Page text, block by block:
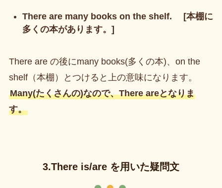
There are many books on the shelf. [本棚に
多くの本があります。]
There are の後にmany books(多くの本)、on the
shelf（本棚）とつけると上の意味になります。
Many(たくさんの)なので、There areとなりま
す。
3.There is/are を用いた疑問文